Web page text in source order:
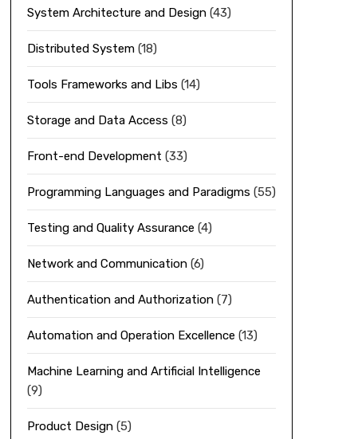
System Architecture and Design(43)
Distributed System(18)
Tools Frameworks and Libs (14)
Storage and Data Access (8)
Front-end Development (33)
Programming Languages and Paradigms (55)
Testing and Quality Assurance (4)
Network and Communication(6)
Authentication and Authorization(7)
Automation and Operation Excellence (13)
Machine Learning and Artificial Intelligence
(9)
Product Design(5)